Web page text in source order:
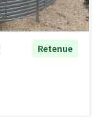
Retenue